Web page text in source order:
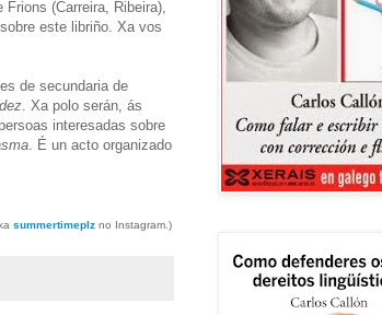
(Carreira, Ribeira),
este libriño. Xa vos
de secundaria de
. Xa polo serán, ás
interesadas sobre
. É un acto organizado
summertimeplz no Instagram.)